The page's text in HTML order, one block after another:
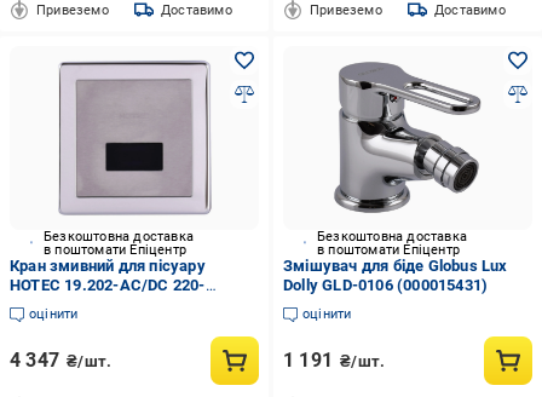
Привеземо Доставимо Привеземо Доставимо
Безкоштовна доставка
в поштомати Епіцентр
Кран змивний для пісуару
HOTEC 19.202-AC/DC 220-
240V/6V сенсорний/монтаж у
стіну (000007815)
оцінити
4 347 ₴/шт.
Безкоштовна доставка
в поштомати Епіцентр
Змішувач для біде Globus Lux
Dolly GLD-0106 (000015431)
оцінити
1 191 ₴/шт.